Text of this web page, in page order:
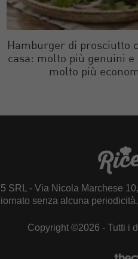
Hamburger di prosciutto
casa: molto più genuini e
molto più
SRL - Via Nicola Marchese
senza alcuna
Copyright ©2026 - Tutti i